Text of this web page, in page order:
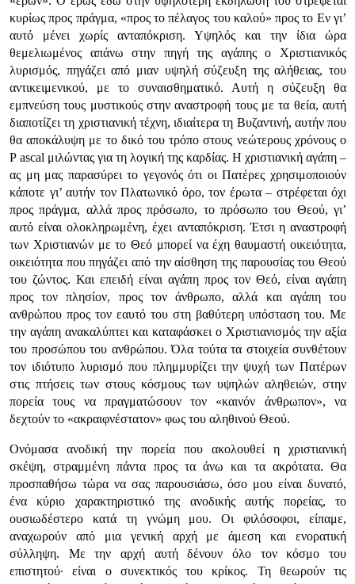
κυρίως προς πράγμα, «προς το πέλαγος του καλού» προς το Εν γι’
αυτό μένει χωρίς ανταπόκριση. Υψηλός και την ίδια ώρα
θεμελιωμένος απάνω στην πηγή της αγάπης ο Χριστιανικός
λυρισμός, πηγάζει από μιαν υψηλή σύζευξη της αλήθειας, του
αντικειμενικού, με το συναισθηματικό. Αυτή η σύζευξη θα
εμπνεύση τους μυστικούς στην αναστροφή τους με τα θεία, αυτή
διαποτίζει τη χριστιανική τέχνη, ιδιαίτερα τη Βυζαντινή, αυτήν που
θα αποκάλυψη με το δικό του τρόπο στους νεώτερους χρόνους ο
Ρ ascal μιλώντας για τη λογική της καρδίας. Η χριστιανική αγάπη –
ας μη μας παρασύρει το γεγονός ότι οι Πατέρες χρησιμοποιούν
κάποτε γι’ αυτήν τον Πλατωνικό όρο, τον έρωτα – στρέφεται όχι
προς πράγμα, αλλά προς πρόσωπο, το πρόσωπο του Θεού, γι’
αυτό είναι ολοκληρωμένη, έχει ανταπόκριση. Έτσι η αναστροφή
των Χριστιανών με το Θεό μπορεί να έχη θαυμαστή οικειότητα,
οικειότητα που πηγάζει από την αίσθηση της παρουσίας του Θεού
του ζώντος. Και επειδή είναι αγάπη προς τον Θεό, είναι αγάπη
προς τον πλησίον, προς τον άνθρωπο, αλλά και αγάπη του
ανθρώπου προς τον εαυτό του στη βαθύτερη υπόσταση του. Με
την αγάπη ανακαλύπτει και καταφάσκει ο Χριστιανισμός την αξία
του προσώπου του ανθρώπου. Όλα τούτα τα στοιχεία συνθέτουν
τον ιδιότυπο λυρισμό που πλημμυρίζει την ψυχή των Πατέρων
στις πτήσεις των στους κόσμους των υψηλών αληθειών, στην
πορεία τους να πραγματώσουν τον «καινόν άνθρωπον», να
δεχτούν το «ακραιφνέστατον» φως του αληθινού Θεού.
Ονόμασα ανοδική την πορεία που ακολουθεί η χριστιανική
σκέψη, στραμμένη πάντα προς τα άνω και τα ακρότατα. Θα
προσπαθήσω τώρα να σας παρουσιάσω, όσο μου είναι δυνατό,
ένα κύριο χαρακτηριστικό της ανοδικής αυτής πορείας, το
ουσιωδέστερο κατά τη γνώμη μου. Οι φιλόσοφοι, είπαμε,
αναχωρούν από μια γενική αρχή με άμεση και ενορατική
σύλληψη. Με την αρχή αυτή δένουν όλο τον κόσμο του
επιστητού· είναι ο συνεκτικός του κρίκος. Τη θεωρούν τις